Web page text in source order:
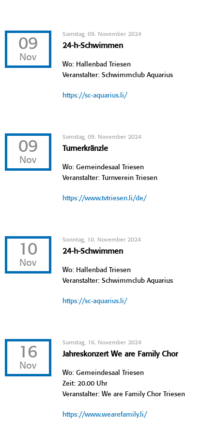
09
Nov
Samstag, 09. November 2024
24-h-Schwimmen
Wo: Hallenbad Triesen
Veranstalter: Schwimmclub Aquarius
https://sc-aquarius.li/
09
Nov
Samstag, 09. November 2024
Turnerkränzle
Wo: Gemeindesaal Triesen
Veranstalter: Turnverein Triesen
https://www.tvtriesen.li/de/
10
Nov
Sonntag, 10. November 2024
24-h-Schwimmen
Wo: Hallenbad Triesen
Veranstalter: Schwimmclub Aquarius
https://sc-aquarius.li/
16
Nov
Samstag, 16. November 2024
Jahreskonzert We are Family Chor
Wo: Gemeindesaal Triesen
Zeit: 20.00 Uhr
Veranstalter: We are Family Chor Triesen
https://www.wearefamily.li/